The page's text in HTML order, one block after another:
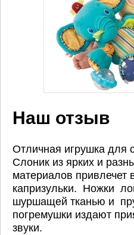
Наш отзыв
Отличная игрушка для
Слоник из ярких и
материалов привлечет
капризульки. Ножки
шуршащей тканью и
погремушки издают
звуки.